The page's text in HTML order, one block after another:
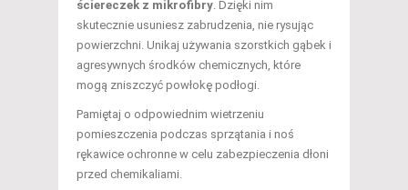
ściereczek z mikrofibry . Dzięki nim
skutecznie usuniesz zabrudzenia, nie rysując
powierzchni. Unikaj używania szorstkich gąbek i
agresywnych środków chemicznych, które
mogą zniszczyć powłokę podłogi.
Pamiętaj o odpowiednim wietrzeniu
pomieszczenia podczas sprzątania i noś
rękawice ochronne w celu zabezpieczenia dłoni
przed chemikaliami.